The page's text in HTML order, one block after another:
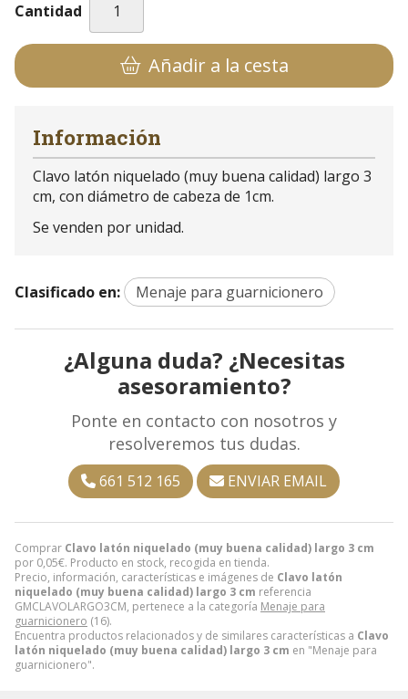
Cantidad
Añadir a la cesta
Comprar Clavo latón niquelado (muy buena calidad) largo 3 cm
por 0,05€. Producto en stock, recogida en tienda.
Precio, información, características e imágenes de Clavo latón
niquelado (muy buena calidad) largo 3 cm referencia
GMCLAVOLARGO3CM, pertenece a la categoría Menaje para
guarnicionero (16).
Encuentra productos relacionados y de similares características a Clavo
latón niquelado (muy buena calidad) largo 3 cm en "Menaje para
guarnicionero".
Información
Clavo latón niquelado (muy buena calidad) largo 3
cm, con diámetro de cabeza de 1cm.
Se venden por unidad.
Clasificado en: Menaje para guarnicionero
¿Alguna duda? ¿Necesitas
asesoramiento?
Ponte en contacto con nosotros y
resolveremos tus dudas.
661 512 165 ENVIAR EMAIL